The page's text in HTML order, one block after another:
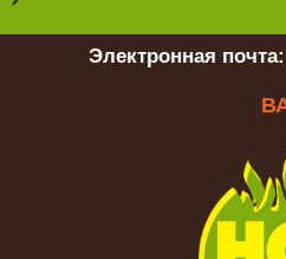
Электронная